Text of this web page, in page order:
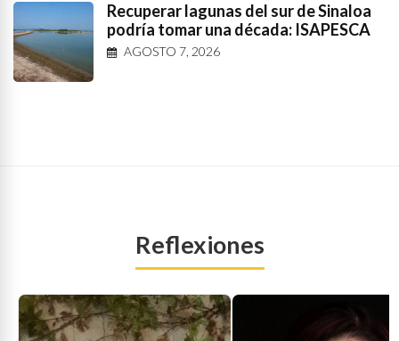
Recuperar lagunas del sur de Sinaloa
podría tomar una década: ISAPESCA
AGOSTO 7, 2026
Reflexiones